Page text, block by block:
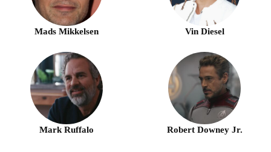
Mads Mikkelsen Vin Diesel
Mark Ruffalo Robert Downey Jr.